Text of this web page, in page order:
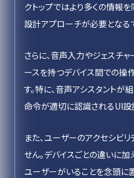
クトップではより多くの情報
設計アプローチが必要となるで
さらに、音声入力やジェスチ
ースを持つデバイス間での操
す。特に、音声アシスタントが
命令が適切に認識されるUI設
また、ユーザーのアクセシビ
せん。デバイスごとの違いに
ユーザーがいることを念頭に